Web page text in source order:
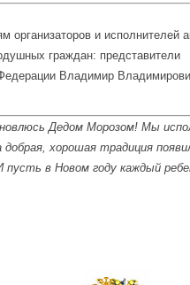
и исполнителей
граждан: представители
Владимир
Дедом Морозом! Мы
хорошая традиция
в Новом году каждый